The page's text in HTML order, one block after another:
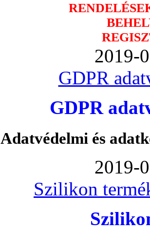
2019-
GDPR
GDPR
Adatvédelmi és
2019-
Szilikon